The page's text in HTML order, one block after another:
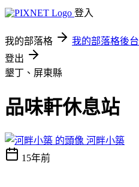
登入
我的部落格 我的部落格後台
登出
墾丁、屏東縣
品味軒休息站
河畔小築
15年前